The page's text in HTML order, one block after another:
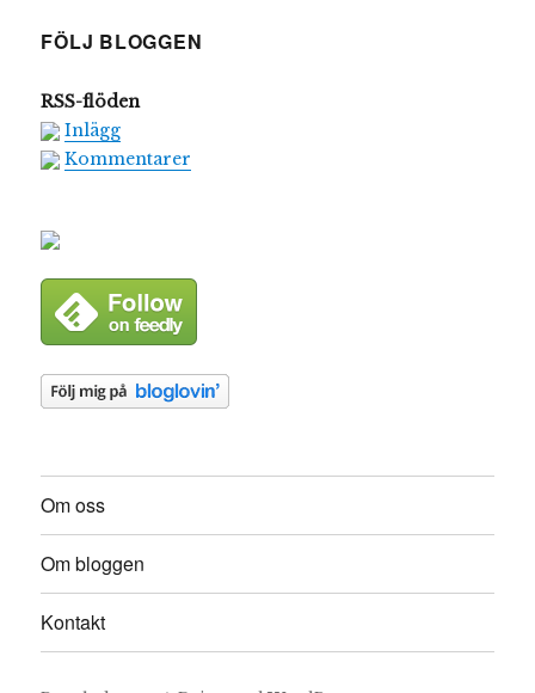
FÖLJ BLOGGEN
RSS-flöden
Inlägg
Kommentarer
Om oss
Om bloggen
Kontakt